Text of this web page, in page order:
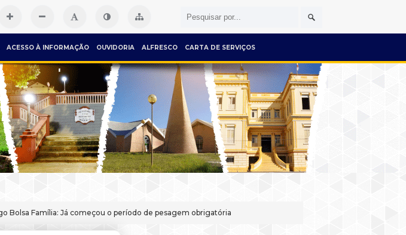
ACESSO À INFORMAÇÃO OUVIDORIA ALFRESCO CARTA DE SERVIÇOS
Bolsa Família: Já começou o período de pesagem obrigatória